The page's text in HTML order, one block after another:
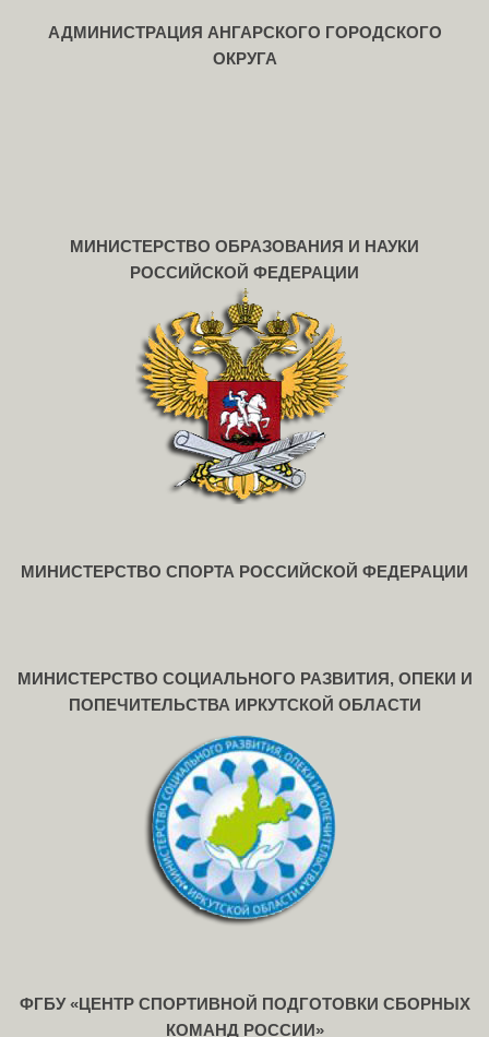
АДМИНИСТРАЦИЯ АНГАРСКОГО ГОРОДСКОГО
ОКРУГА
МИНИСТЕРСТВО ОБРАЗОВАНИЯ И НАУКИ
РОССИЙСКОЙ ФЕДЕРАЦИИ
МИНИСТЕРСТВО СПОРТА РОССИЙСКОЙ ФЕДЕРАЦИИ
МИНИСТЕРСТВО СОЦИАЛЬНОГО РАЗВИТИЯ, ОПЕКИ И
ПОПЕЧИТЕЛЬСТВА ИРКУТСКОЙ ОБЛАСТИ
ФГБУ «ЦЕНТР СПОРТИВНОЙ ПОДГОТОВКИ СБОРНЫХ
КОМАНД РОССИИ»